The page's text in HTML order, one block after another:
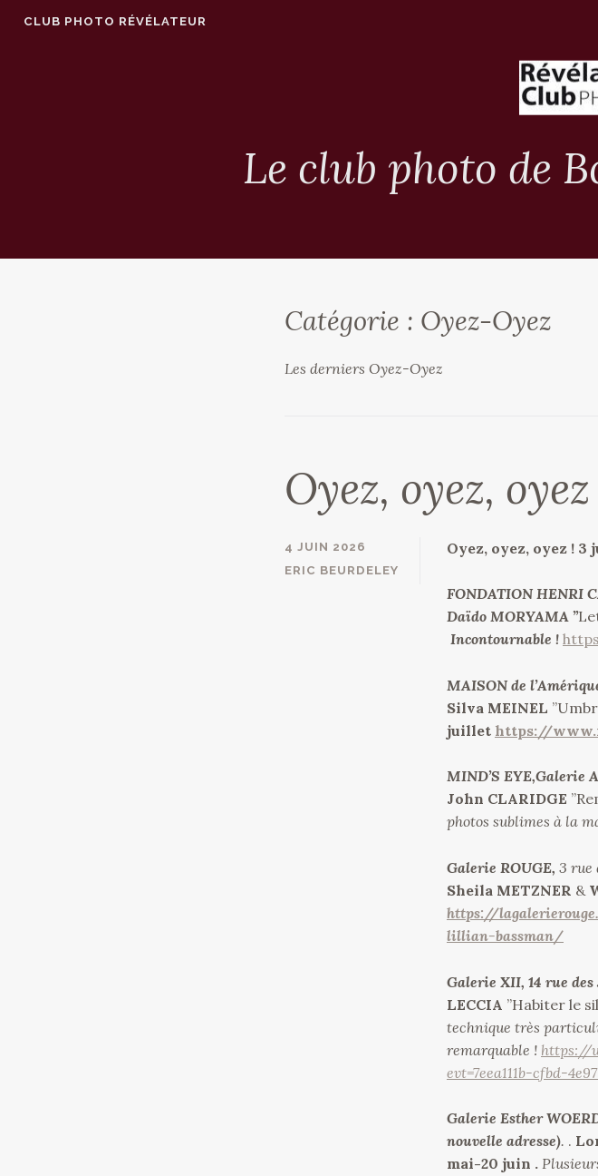
CLUB PHOTO RÉVÉLATEUR
Le club photo de
Catégorie : Oyez-Oyez
Les derniers Oyez-Oyez
Oyez, oyez,
4 JUIN 2026
ERIC BEURDELEY
Oyez, oyez, oyez ! 3
FONDATION HENRI
Daïdo MORYAMA ”
Incontournable !
MAISON de
Silva MEINEL
juillet https://
MIND’S EYE,Galerie
John CLARIDGE
photos sublimes à la
Galerie ROUGE, 3 rue
Sheila METZNER &
https://
lillian-bassman/
Galerie XII, 14 rue
LECCIA ”Habiter le
technique très
remarquable ! https://
evt=7eea111b-cfbd-
Galerie Esther
nouvelle adresse). .
mai-20 juin .